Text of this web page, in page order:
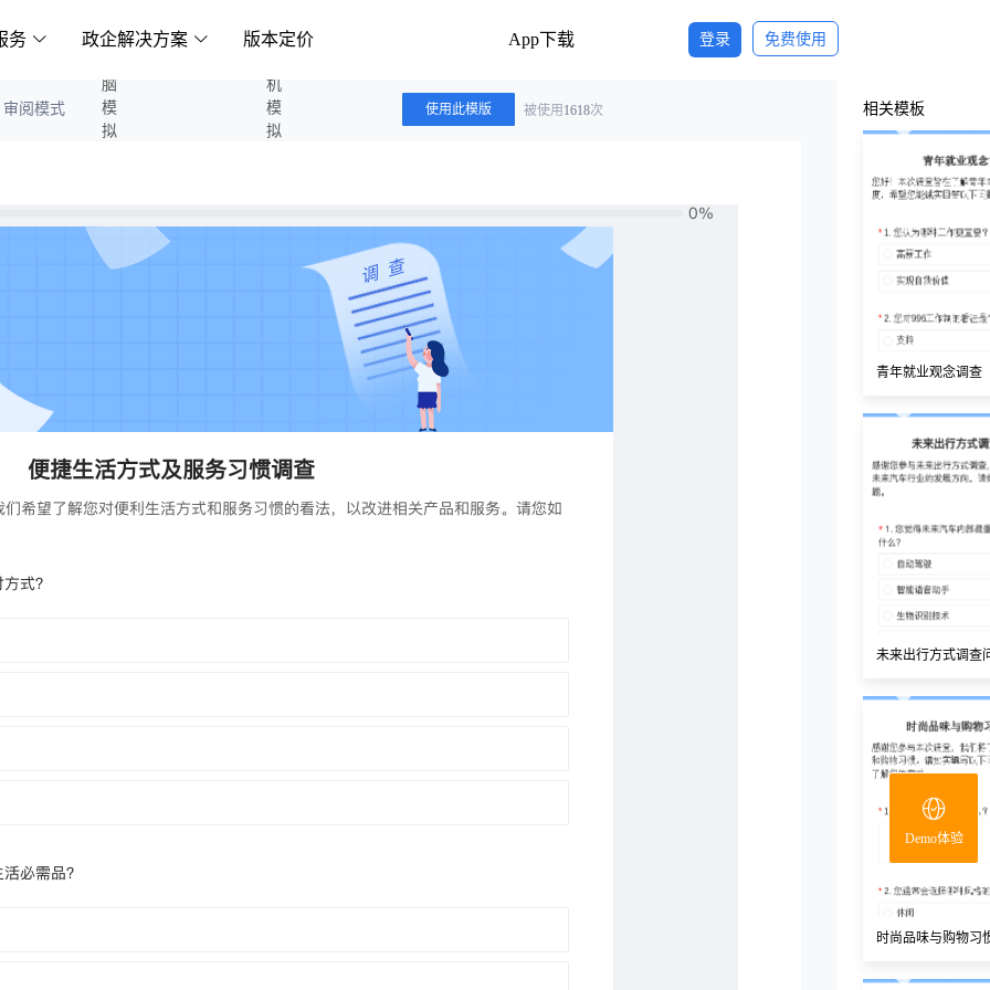
务 政企解决方案 版本定价 App下载 登录 免费使用
审阅模式
电脑模拟答题 手机模拟答题
使用此模版 被使用 1618次 相关模板
青年就业观念调查
未来出行方式调查
时尚品味与购物习
Demo体验